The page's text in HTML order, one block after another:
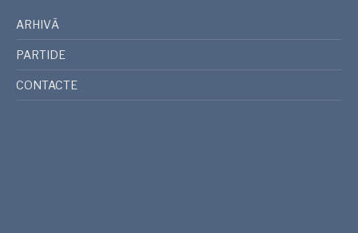
ARHIVĂ
PARTIDE
CONTACTE